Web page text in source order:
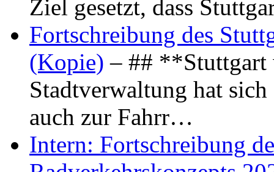
Ziel gesetzt, dass
Fortschreibung des
(Kopie) – ## **Stuttgart
Stadtverwaltung hat
auch zur Fahrr…
Intern: Fortschreibung